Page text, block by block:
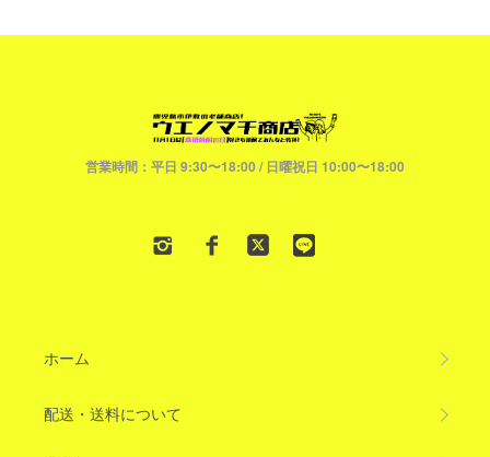
営業時間：平日 9:30〜18:00 / 日曜祝日 10:00〜18:00
ホーム
配送・送料について